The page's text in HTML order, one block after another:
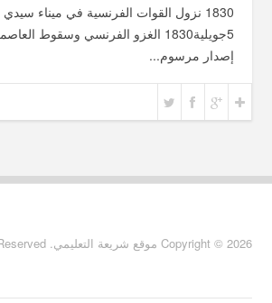
1830 نزول القوات الفرنسية في ميناء
إصدار مرسوم...
Copyright © 2026 موقع شريعة التعليمي. All Rights Reserved.